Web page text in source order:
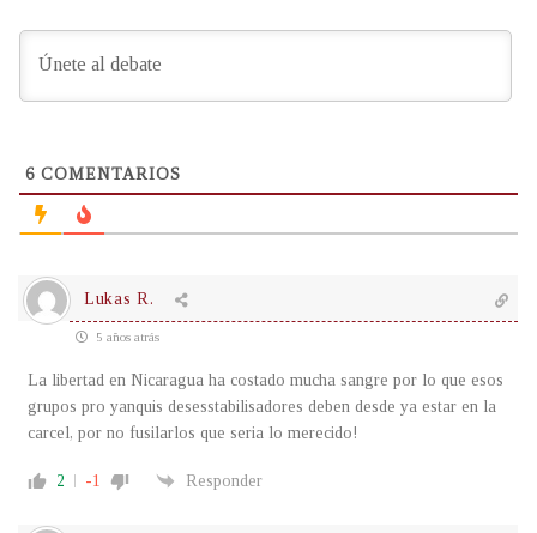
6 COMENTARIOS
Lukas R.
5 años atrás
La libertad en Nicaragua ha costado mucha sangre por lo que esos
grupos pro yanquis desesstabilisadores deben desde ya estar en la
carcel, por no fusilarlos que seria lo merecido!
2 -1 Responder